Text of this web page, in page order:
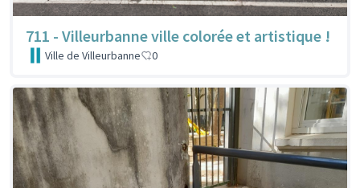
711 - Villeurbanne ville colorée et artistique !
Ville de Villeurbanne 0